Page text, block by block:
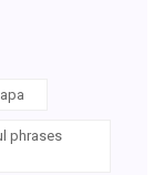
phrases